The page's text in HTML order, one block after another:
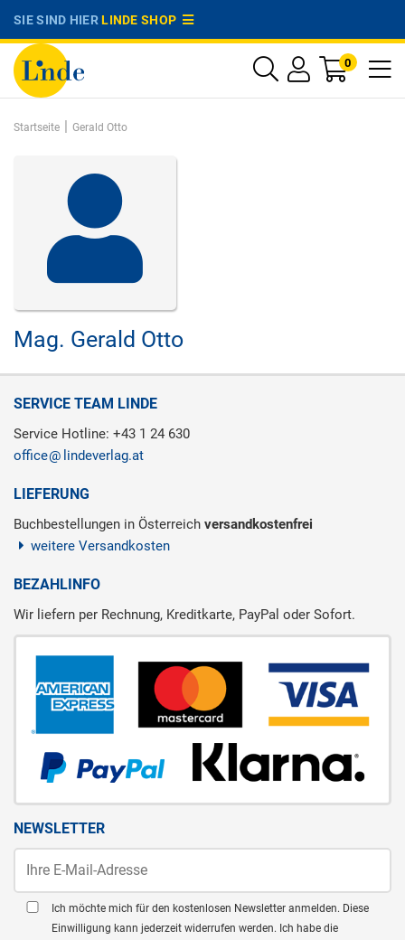
SIE SIND HIERLINDE SHOP
0
Startseite | Gerald Otto
Mag. Gerald Otto
SERVICE TEAM LINDE
Service Hotline: +43 1 24 630
office
lindeverlag.at
LIEFERUNG
Buchbestellungen in Österreich versandkostenfrei
weitere Versandkosten
BEZAHLINFO
Wir liefern per Rechnung, Kreditkarte, PayPal oder Sofort.
NEWSLETTER
Ich möchte mich für den kostenlosen Newsletter anmelden. Diese
Einwilligung kann jederzeit widerrufen werden. Ich habe die